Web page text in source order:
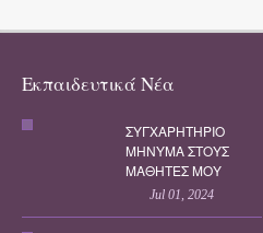
Εκπαιδευτικά Νέα
ΣΥΓΧΑΡΗΤΗΡΙΟ
ΜΗΝΥΜΑ ΣΤΟΥΣ
ΜΑΘΗΤΕΣ ΜΟΥ
Jul 01, 2024